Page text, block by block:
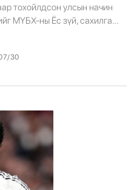
тохойлдсон улсын начин
МҮБХ-ны Ёс зүй, сахилга
хурлаар хэлэлцэн
30